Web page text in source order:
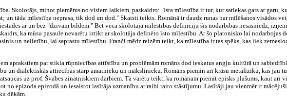
Skolotājs, minot piemērus no visiem laikiem, paskaidro: "Īsta mīlestība ir tur, kur satiekas gars ar garu,
un tāda mīlestība neprasa, tik dod un dod." Skaisti teikts. Romānā ir daudz runas par mīlēšanos visādos
ar un bez "dzīvām bildēm." Bet vecā skolotāja mīlestības definīciju šīs nodarbības nesasniedz,
ka mūsu pasaule nevarētu iztikt ar skolotāja definēto īsto mīlestību. Ar šo platonisko lai nodarbojas
un nelietību, lai saprastu mīlestību. Franči mēdz reizēm teikt, ka mīlestība ir tas spēks, kas liek
aprakstiem par stikla rūpniecības attīstību un problēmām romāns dod ieskatus angļu kultūrā un
un dialektiskās attiecības starp amatnieku un mākslinieku. Romāns piemin arī krāsu metafiziku, kas jau
uz prof. Švābes zinātniskiem darbiem. Tā varētu teikt, ka romānam piemīt episks plašums, kaut arī
epizoda epizodā un iesaistot lasītāja uzmanību ar raibi raito stāstījumu. Lasītāji jau vienmēr ir
dēkām.